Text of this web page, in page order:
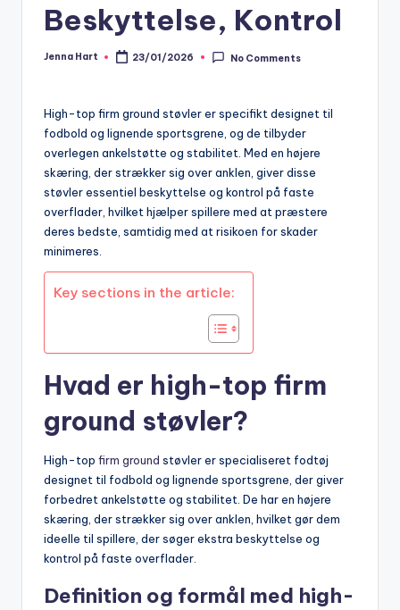
Beskyttelse, Kontrol
Posted
Jenna Hart 23/01/2026 No Comments
High-top firm ground støvler er specifikt designet til
fodbold og lignende sportsgrene, og de tilbyder
overlegen ankelstøtte og stabilitet. Med en højere
skæring, der strækker sig over anklen, giver disse
støvler essentiel beskyttelse og kontrol på faste
overflader, hvilket hjælper spillere med at præstere
deres bedste, samtidig med at risikoen for skader
minimeres.
Key sections in the article:
Hvad er high-top firm
ground støvler?
High-top firm ground støvler er specialiseret fodtøj
designet til fodbold og lignende sportsgrene, der giver
forbedret ankelstøtte og stabilitet. De har en højere
skæring, der strækker sig over anklen, hvilket gør dem
ideelle til spillere, der søger ekstra beskyttelse og
kontrol på faste overflader.
Definition og formål med high-